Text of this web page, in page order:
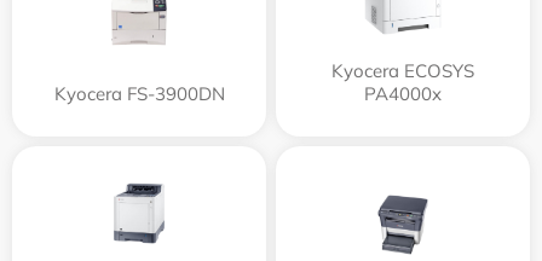
Kyocera FS-3900DN
Kyocera ECOSYS
PA4000x